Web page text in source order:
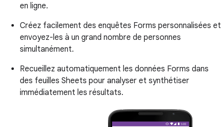
en ligne.
Créez facilement des enquêtes Forms personnalisées et
envoyez-les à un grand nombre de personnes
simultanément.
Recueillez automatiquement les données Forms dans
des feuilles Sheets pour analyser et synthétiser
immédiatement les résultats.